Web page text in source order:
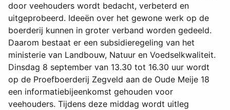
door veehouders wordt bedacht, verbeterd en
uitgeprobeerd. Ideeën over het gewone werk op de
boerderij kunnen in groter verband worden gedeeld.
Daarom bestaat er een subsidieregeling van het
ministerie van Landbouw, Natuur en Voedselkwaliteit.
Dinsdag 8 september van 13.30 tot 16.30 uur wordt
op de Proefboerderij Zegveld aan de Oude Meije 18
een informatiebijeenkomst gehouden voor
veehouders. Tijdens deze middag wordt uitleg